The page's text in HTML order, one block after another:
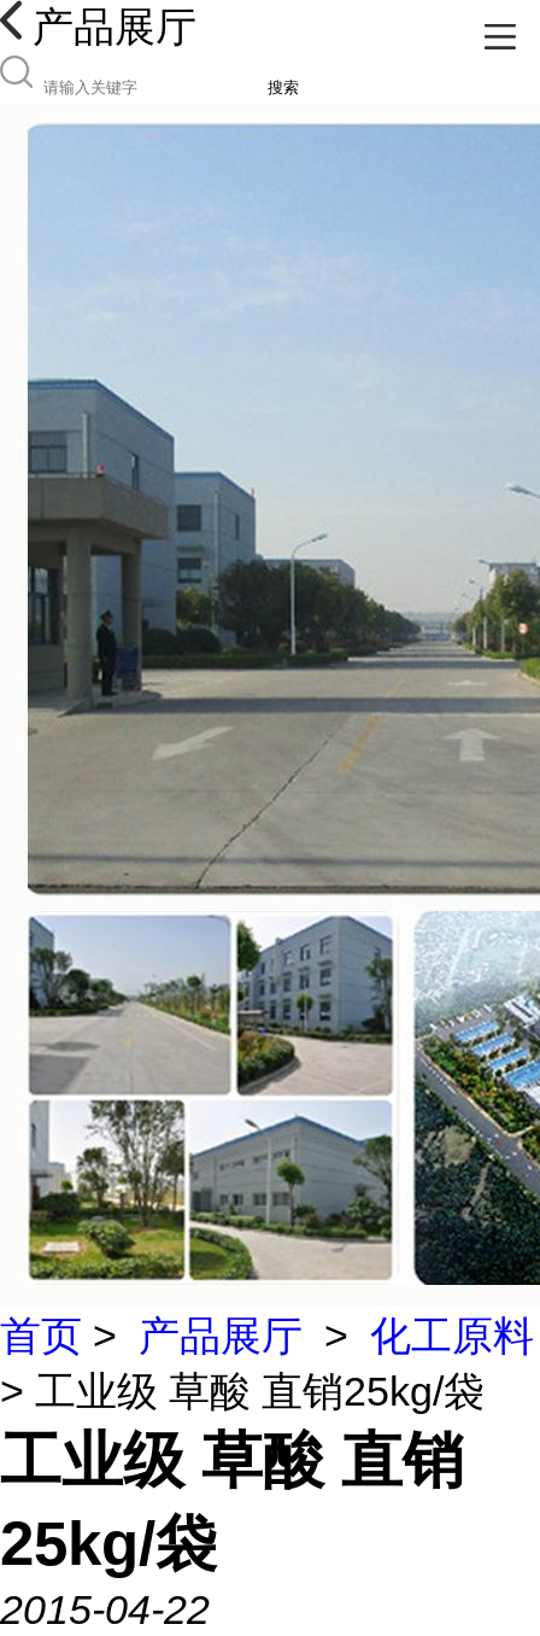
产品展厅
搜索
首页 > 产品展厅 > 化工原料
> 工业级 草酸 直销25kg/袋
工业级 草酸 直销
25kg/袋
2015-04-22